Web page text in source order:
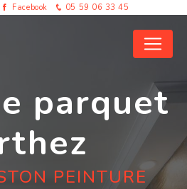
Facebook 05 59 06 33 45
parquet
PEINTURE
cookies